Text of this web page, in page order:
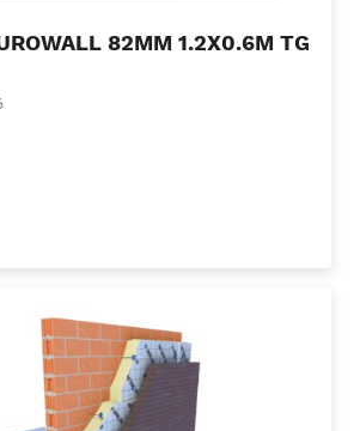
82MM 1.2X0.6M TG